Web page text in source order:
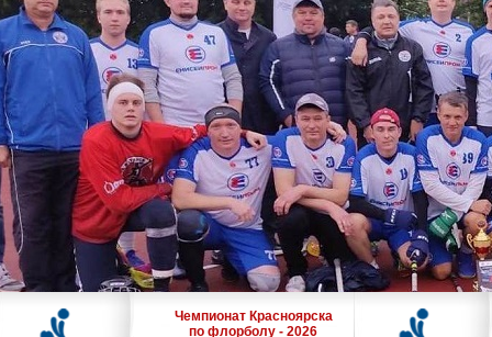
Чемпионат Красноярска
по флорболу - 2026